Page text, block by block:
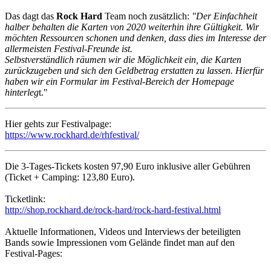
Das dagt das Rock Hard Team noch zusätzlich: "Der Einfachheit
halber behalten die Karten von 2020 weiterhin ihre Gültigkeit. Wir
möchten Ressourcen schonen und denken, dass dies im Interesse der
allermeisten Festival-Freunde ist.
Selbstverständlich räumen wir die Möglichkeit ein, die Karten
zurückzugeben und sich den Geldbetrag erstatten zu lassen. Hierfür
haben wir ein Formular im Festival-Bereich der Homepage
hinterlegt."
Hier gehts zur Festivalpage:
https://www.rockhard.de/rhfestival/
Die 3-Tages-Tickets kosten 97,90 Euro inklusive aller Gebühren
(Ticket + Camping: 123,80 Euro).
Ticketlink:
http://shop.rockhard.de/rock-hard/rock-hard-festival.html
Aktuelle Informationen, Videos und Interviews der beteiligten
Bands sowie Impressionen vom Gelände findet man auf den
Festival-Pages: